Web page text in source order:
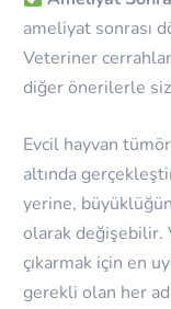
ameliyat sonrası
Veteriner
diğer önerilerle
Evcil hayvan
altında
yerine,
olarak değişebilir.
çıkarmak için en
gerekli olan her